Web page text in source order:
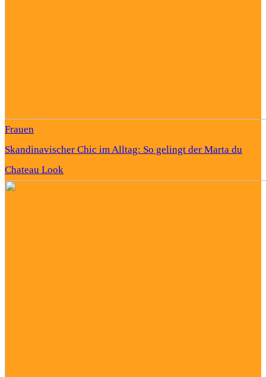
Frauen
Skandinavischer Chic im Alltag: So gelingt der Marta du
Chateau Look